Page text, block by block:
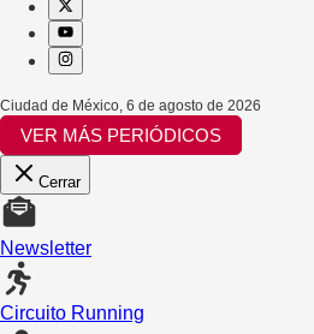
Ciudad de México 6 de agosto de 2026
VER MÁS PERIÓDICOS
Cerrar
Newsletter
Circuito Running